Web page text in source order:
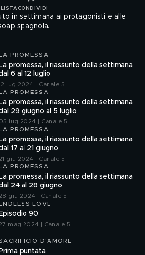
LISTA CONDIVIDI
in settimana ai protagonisti e alle
spagnola.
PROMESSA
La promessa, il riassunto della settimana
6 al 12 luglio
lug 2024 | Canale 5
PROMESSA
La promessa, il riassunto della settimana
29 giugno al 5 luglio
05 lug 2024 | Canale 5
PROMESSA
La promessa, il riassunto della settimana
17 al 21 giugno
21 giu 2024 | Canale 5
PROMESSA
La promessa, il riassunto della settimana
24 al 28 giugno
28 giu 2024 | Canale 5
LOVE
Episodio 90
27 mag 2024 | Canale 5
D'AMORE
Prima puntata